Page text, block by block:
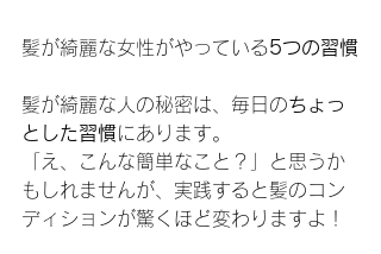
髪が綺麗な女性がやっている5つの習慣
髪が綺麗な人の秘密は、毎日のちょっ
とした習慣にあります。
「え、こんな簡単なこと？」と思うか
もしれませんが、実践すると髪のコン
ディションが驚くほど変わりますよ！